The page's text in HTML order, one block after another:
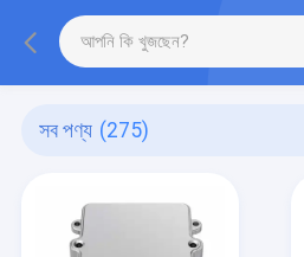
সব পণ্য (275)